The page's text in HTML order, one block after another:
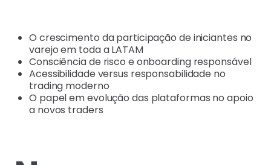
O crescimento da participação de iniciantes no
varejo em toda a LATAM
Consciência de risco e onboarding responsável
Acessibilidade versus responsabilidade no
trading moderno
O papel em evolução das plataformas no apoio
a novos traders